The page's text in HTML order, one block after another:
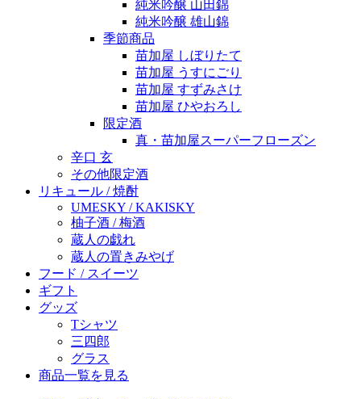
純米吟醸 山田錦
純米吟醸 雄山錦
季節商品
苗加屋 しぼりたて
苗加屋 うすにごり
苗加屋 すずみさけ
苗加屋 ひやおろし
限定酒
真・苗加屋スーパーフローズン
辛口 玄
その他限定酒
リキュール / 焼酎
UMESKY / KAKISKY
柚子酒 / 梅酒
蔵人の戯れ
蔵人の置きみやげ
フード / スイーツ
ギフト
グッズ
Tシャツ
三四郎
グラス
商品一覧を見る